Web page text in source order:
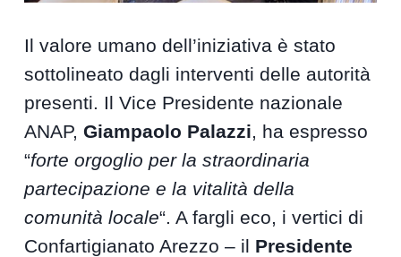
Il valore umano dell’iniziativa è stato
sottolineato dagli interventi delle autorità
presenti. Il Vice Presidente nazionale
ANAP,Giampaolo Palazzi, ha espresso
“forte orgoglio per la straordinaria
partecipazione e la vitalità della
comunità locale“. A fargli eco, i vertici di
Confartigianato Arezzo – il Presidente